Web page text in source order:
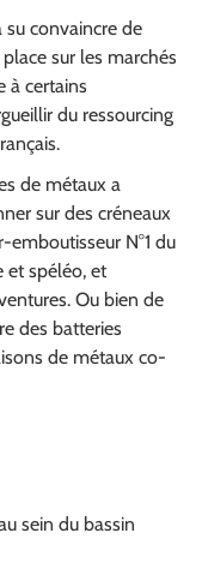
su convaincre de
sur les marchés
à certains
du ressourcing
de métaux a
sur des créneaux
N°1 du
et spéléo, et
Ou bien de
des batteries
de métaux co-
sein du bassin